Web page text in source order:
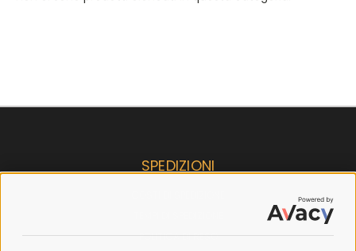
SPEDIZIONI
POLITICA DI RESO